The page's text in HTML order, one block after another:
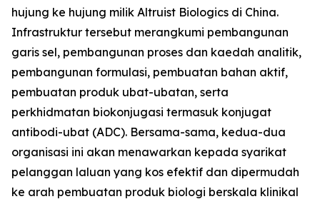
hujung ke hujung milik Altruist Biologics di China.
Infrastruktur tersebut merangkumi pembangunan
garis sel, pembangunan proses dan kaedah analitik,
pembangunan formulasi, pembuatan bahan aktif,
pembuatan produk ubat-ubatan, serta
perkhidmatan biokonjugasi termasuk konjugat
antibodi-ubat (ADC). Bersama-sama, kedua-dua
organisasi ini akan menawarkan kepada syarikat
pelanggan laluan yang kos efektif dan dipermudah
ke arah pembuatan produk biologi berskala klinikal